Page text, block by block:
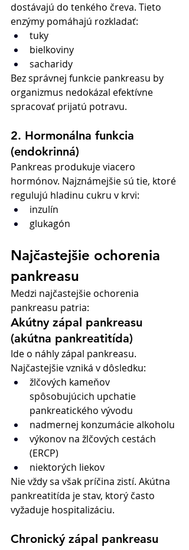
dostávajú do tenkého čreva. Tieto
enzýmy pomáhajú rozkladať:
tuky
bielkoviny
sacharidy
Bez správnej funkcie pankreasu by
organizmus nedokázal efektívne
spracovať prijatú potravu.
2. Hormonálna funkcia
(endokrinná)
Pankreas produkuje viacero
hormónov. Najznámejšie sú tie, ktoré
regulujú hladinu cukru v krvi:
inzulín
glukagón
Najčastejšie ochorenia
pankreasu
Medzi najčastejšie ochorenia
pankreasu patria:
Akútny zápal pankreasu
(akútna pankreatitída)
Ide o náhly zápal pankreasu.
Najčastejšie vzniká v dôsledku:
žlčových kameňov
spôsobujúcich upchatie
pankreatického vývodu
nadmernej konzumácie alkoholu
výkonov na žlčových cestách
(ERCP)
niektorých liekov
Nie vždy sa však príčina zistí. Akútna
pankreatitída je stav, ktorý často
vyžaduje hospitalizáciu.
Chronický zápal pankreasu